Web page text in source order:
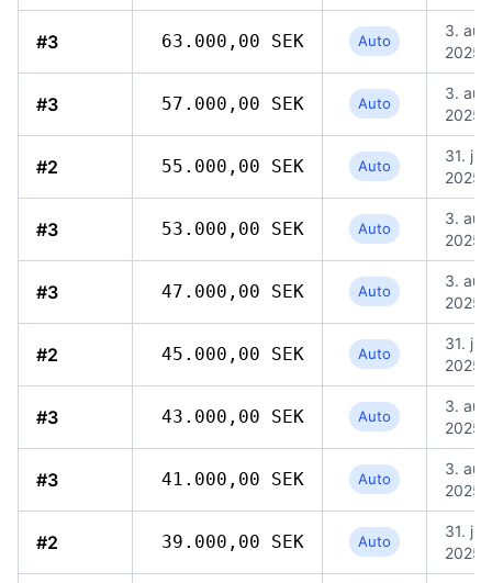
#3 63.000,00 SEK Auto
3.
2025,
#3 57.000,00 SEK Auto
3.
2025,
#2 55.000,00 SEK Auto
31. jul.
2025,
#3 53.000,00 SEK Auto
3.
2025,
#3 47.000,00 SEK Auto
3.
2025,
#2 45.000,00 SEK Auto
31. jul.
2025,
#3 43.000,00 SEK Auto
3.
2025,
#3 41.000,00 SEK Auto
3.
2025,
#2 39.000,00 SEK Auto
31. jul.
2025,